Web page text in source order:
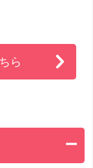
ら